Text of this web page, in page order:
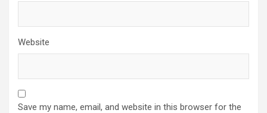
Website
Save my name, email, and website in this browser for the